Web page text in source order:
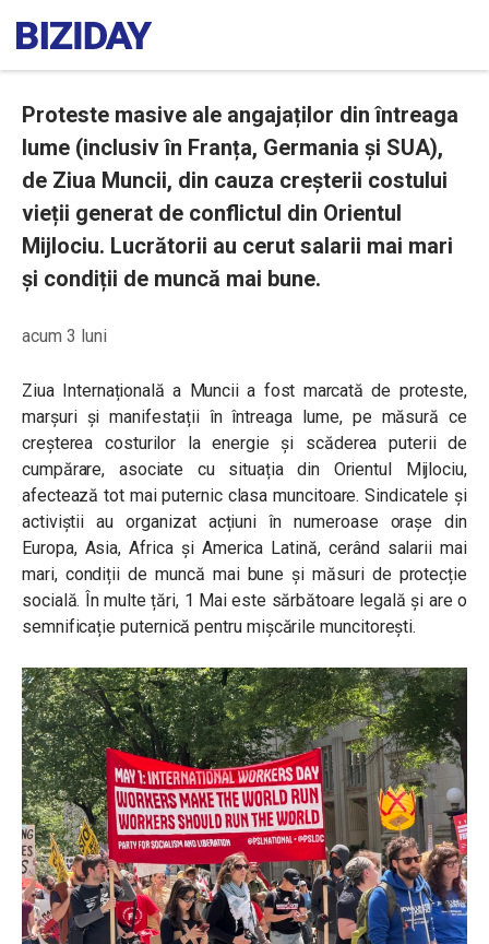
Proteste masive ale angajaților din întreaga
lume (inclusiv în Franța, Germania și SUA),
de Ziua Muncii, din cauza creșterii costului
vieții generat de conflictul din Orientul
Mijlociu. Lucrătorii au cerut salarii mai mari
și condiții de muncă mai bune.
acum 3 luni
Ziua Internațională a Muncii a fost marcată de proteste,
marșuri și manifestații în întreaga lume, pe măsură ce
creșterea costurilor la energie și scăderea puterii de
cumpărare, asociate cu situația din Orientul Mijlociu,
afectează tot mai puternic clasa muncitoare.Sindicatele și
activiștii au organizat acțiuni în numeroase orașe din
Europa, Asia, Africa și America Latină, cerând salarii mai
mari, condiții de muncă mai bune și măsuri de protecție
socială. În multe țări, 1 Mai este sărbătoare legală și are o
semnificație puternică pentru mișcările muncitorești.